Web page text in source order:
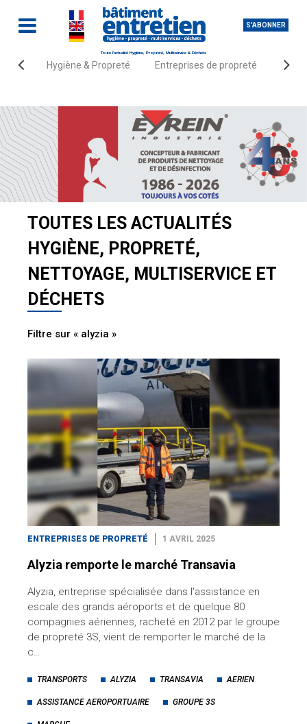
S'ABONNER
Toute l'actualité Hygiène, Propreté, Multiservice & Déchets
Hygiène & Propreté Entreprises de propreté
Accueil Actualités
TOUTES LES ACTUALITÉS
HYGIÈNE, PROPRETÉ,
NETTOYAGE, MULTISERVICE ET
DÉCHETS
Filtre sur « alyzia »
ENTREPRISES DE PROPRETÉ 1 AVRIL 2025
Alyzia remporte le marché Transavia
Alyzia, entreprise spécialisée dans l'assistance en
escale des grands aéroports et de quelque 80
compagnies aériennes, racheté en 2012 par le groupe
de propreté 3S, vient de remporter le marché de la
c…
TRANSPORTS ALYZIA TRANSAVIA AERIEN
ASSISTANCE AEROPORTUAIRE GROUPE 3S